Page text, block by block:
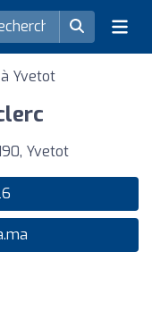
Yvetot
Yvetot